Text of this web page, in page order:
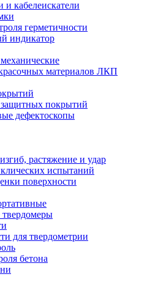
и кабелеискатели
герметичности
индикатор
материалов ЛКП
покрытий
дефектоскопы
растяжение и удар
испытаний
поверхности
для твердометрии
бетона